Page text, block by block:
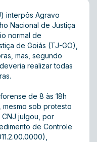
interpôs Agravo
Nacional de Justiça
normal de
de Goiás (TJ-GO),
mas, segundo
realizar todas
de 8 às 18h
mesmo sob protesto
julgou, por
de Controle